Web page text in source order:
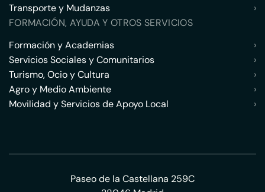
Transporte y Mudanzas
›
FORMACIÓN, AYUDA Y OTROS SERVICIOS
Formación y Academias
›
Servicios Sociales y Comunitarios
›
Turismo, Ocio y Cultura
›
Agro y Medio Ambiente
›
Movilidad y Servicios de Apoyo Local
›
Paseo de la Castellana 259C